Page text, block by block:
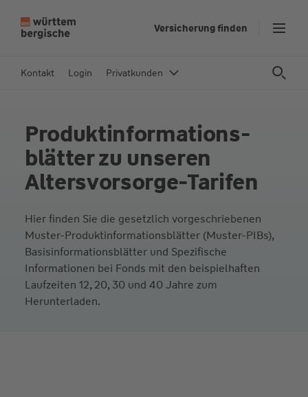
In
Versicherung finden
Kontakt Login Privatkunden
Produkt­informations­
blätter zu unseren
Altersvorsorge-Tarifen
Hier finden Sie die gesetzlich vorgeschriebenen
Muster-Produktinformationsblätter (Muster-PIBs),
Basisinformationsblätter und Spezifische
Informationen bei Fonds mit den beispielhaften
Laufzeiten 12, 20, 30 und 40 Jahre zum
Herunterladen.